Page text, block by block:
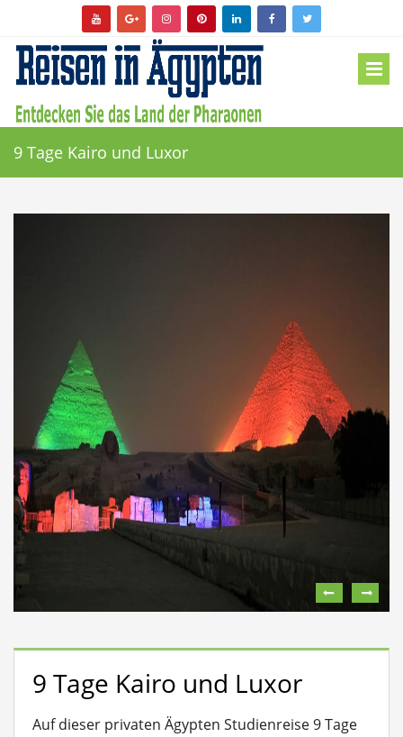
9 Tage Kairo und Luxor
9 Tage Kairo und Luxor
Auf dieser privaten Ägypten Studienreise 9 Tage